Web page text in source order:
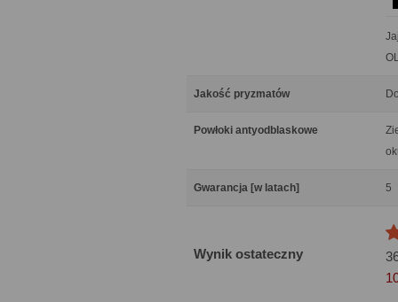
Jakość pryzmatów
Powłoki antyodblaskowe
Gwarancja [w latach] 5
Wynik ostateczny